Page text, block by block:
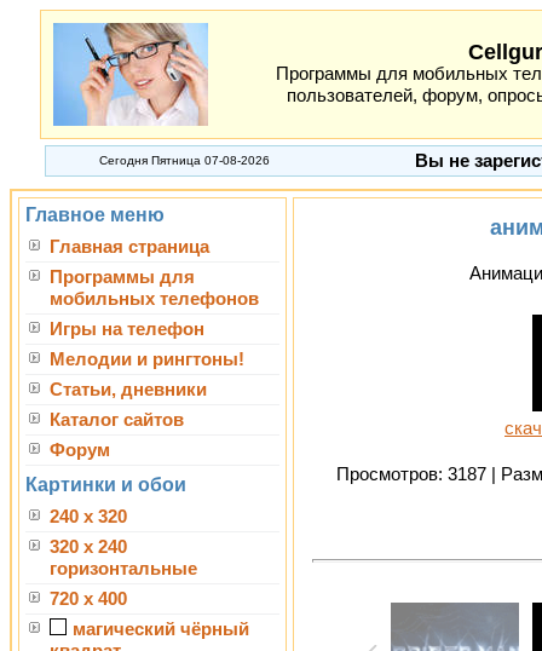
Программы для мобильных
пользователей, форум,
Сегодня Пятница 07-08-2026 Вы не
Главное меню
Главная страница
Программы для
мобильных телефонов
Игры на телефон
Мелодии и рингтоны!
Статьи, дневники
Каталог сайтов
Форум
Картинки и обои
240 x 320
320 x 240
горизонтальные
720 x 400
магический чёрный
Просмотров: 3187 |